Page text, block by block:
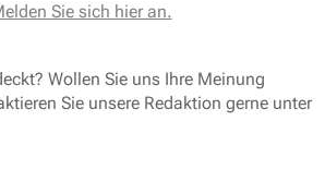
Sie sich hier an.
Wollen Sie uns Ihre Meinung
Sie unsere Redaktion gerne unter